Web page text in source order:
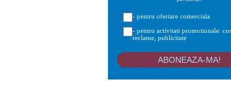
- pentru ofertare comerciala
- pentru activitati promotionale:
reclame, publicitate